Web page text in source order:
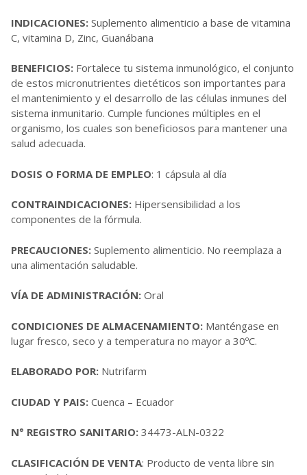
INDICACIONES: Suplemento alimenticio a base de vitamina
C, vitamina D, Zinc, Guanábana
BENEFICIOS: Fortalece tu sistema inmunológico, el conjunto
de estos micronutrientes dietéticos son importantes para
el mantenimiento y el desarrollo de las células inmunes del
sistema inmunitario. Cumple funciones múltiples en el
organismo, los cuales son beneficiosos para mantener una
salud adecuada.
DOSIS O FORMA DE EMPLEO: 1 cápsula al día
CONTRAINDICACIONES: Hipersensibilidad a los
componentes de la fórmula.
PRECAUCIONES: Suplemento alimenticio. No reemplaza a
una alimentación saludable.
VÍA DE ADMINISTRACIÓN: Oral
CONDICIONES DE ALMACENAMIENTO: Manténgase en
lugar fresco, seco y a temperatura no mayor a 30ºC.
ELABORADO POR: Nutrifarm
CIUDAD Y PAIS: Cuenca – Ecuador
N° REGISTRO SANITARIO: 34473-ALN-0322
CLASIFICACIÓN DE VENTA: Producto de venta libre sin